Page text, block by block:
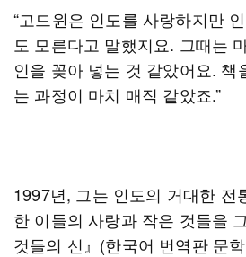
“고드윈은 인도를 사랑하지만
도 모른다고 말했지요. 그때는
인을 꽂아 넣는 것 같았어요. 책
는 과정이 마치 매직 같았죠.”
1997년, 그는 인도의 거대한 전
한 이들의 사랑과 작은 것들을
것들의 신』(한국어 번역판 문